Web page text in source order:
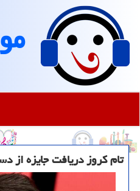
تام کروز دریافت جایزه از